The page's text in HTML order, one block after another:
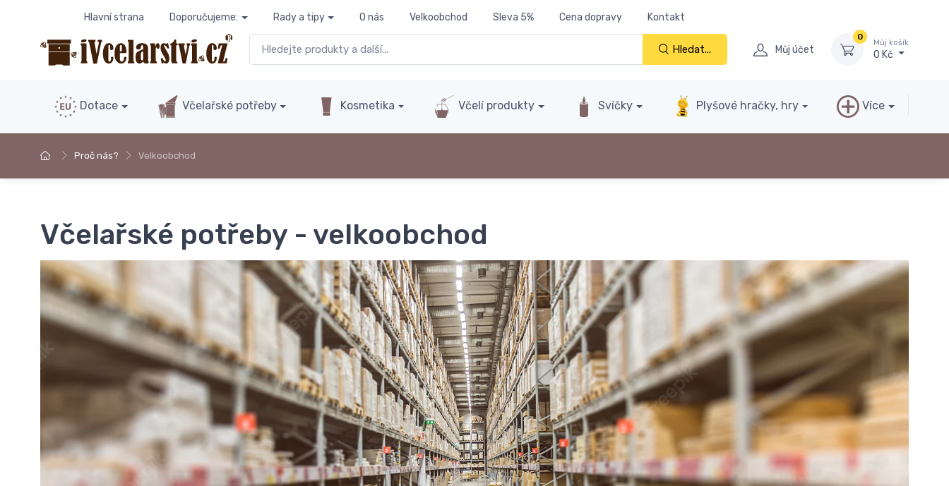
Hlavní strana Doporučujeme: Rady a tipy O nás Velkoobchod Sleva 5% Cena dopravy Kontakt
Hledat... Můj účet
0
Můj košík
0 Kč
Dotace Včelařské potřeby Kosmetika Včelí produkty Svíčky Plyšové hračky, hry Více
Proč nás? Velkoobchod
Včelařské potřeby - velkoobchod